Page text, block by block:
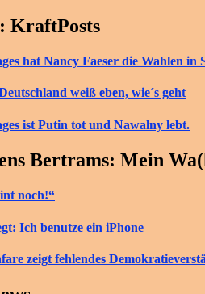
KraftPosts
hat Nancy Faeser die Wahlen
weiß eben, wie´s geht
ist Putin tot und Nawalny lebt.
Bertrams: Mein
noch!“
Ich benutze ein iPhone
zeigt fehlendes